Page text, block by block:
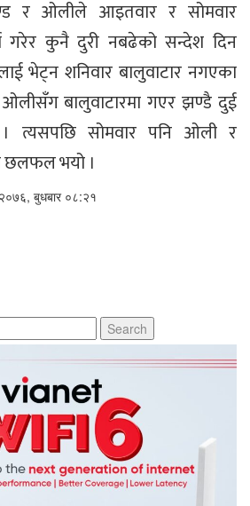
र ओलीले आइतवार र सोमवार
गरेर कुनै दुरी नबढेको सन्देश दिन
भेट्न शनिवार बालुवाटार नगएका
बालुवाटारमा गएर झण्डै दुई
सोमवार पनि ओली र
छलफल भयो ।
बुधबार ०८:२१